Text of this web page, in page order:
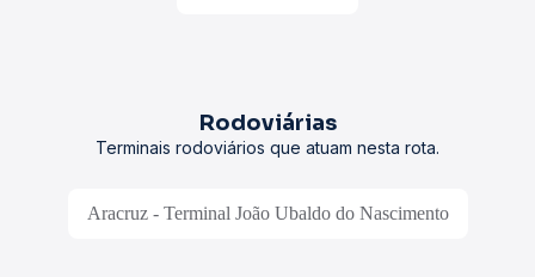
Rodoviárias
Terminais rodoviários que atuam nesta rota.
Aracruz - Terminal João Ubaldo do Nascimento